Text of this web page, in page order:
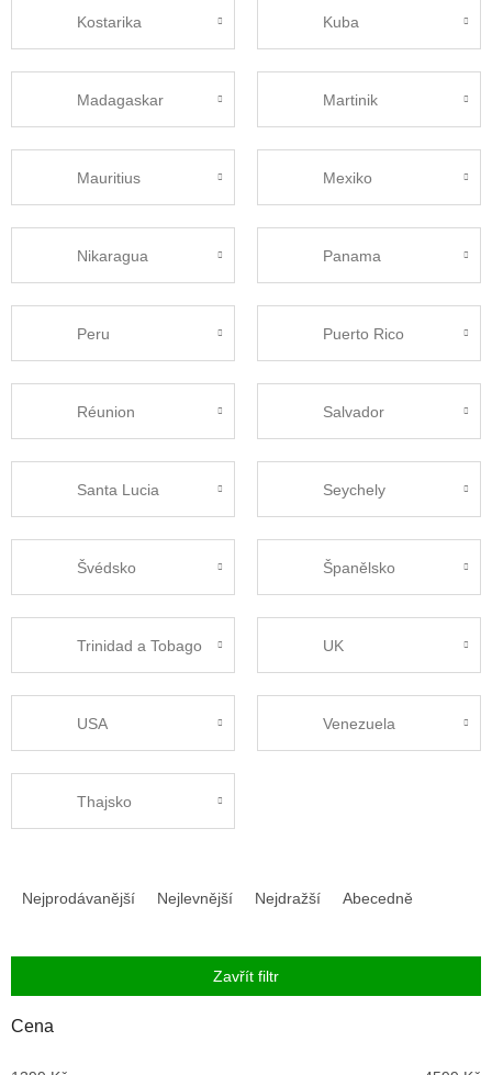
Kostarika Kuba
Madagaskar Martinik
Mauritius Mexiko
Nikaragua Panama
Peru Puerto Rico
Réunion Salvador
Santa Lucia Seychely
Švédsko Španělsko
Trinidad a Tobago UK
USA Venezuela
Thajsko
í
p
Nejprodávanější Nejlevnější Nejdražší Abecedně
Zavřít filtr
Cena